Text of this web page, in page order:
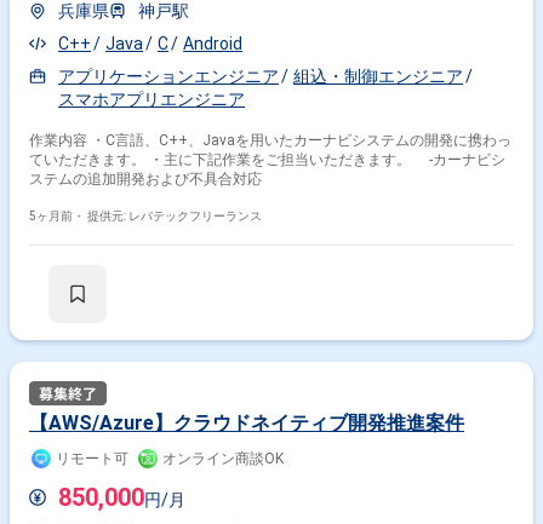
兵庫県
神戸駅
C++
Java C
Android
アプリケーションエンジニア
組込・制御エンジニア
スマホアプリエンジニア
作業内容 ・C言語、C++、Javaを用いたカーナビシステムの開発に携わっ
ていただきます。 ・主に下記作業をご担当いただきます。 -カーナビシ
ステムの追加開発および不具合対応
5ヶ月前・ 提供元: レバテックフリーランス
【AWS/Azure】クラウドネイティブ開発推進案件
リモート可 オンライン商談OK
850,000円/月